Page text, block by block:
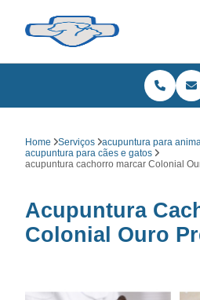
Home Serviços
acupuntura para
acupuntura para cães e gatos
acupuntura cachorro marcar Colonial
Acupuntura
Colonial Ouro